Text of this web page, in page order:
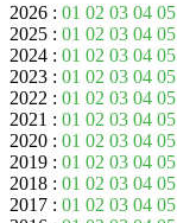
2026 : 01 02 03 04 05
2025 : 01 02 03 04 05
2024 : 01 02 03 04 05
2023 : 01 02 03 04 05
2022 : 01 02 03 04 05
2021 : 01 02 03 04 05
2020 : 01 02 03 04 05
2019 : 01 02 03 04 05
2018 : 01 02 03 04 05
2017 : 01 02 03 04 05